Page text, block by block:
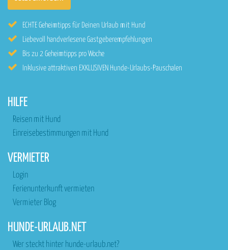
ECHTE Geheimtipps für Deinen Urlaub mit Hund
Liebevoll handverlesene Gastgeberempfehlungen
Bis zu 2 Geheimtipps pro Woche
Inklusive attraktiven EXKLUSIVEN Hunde-Urlaubs-Pauschalen
HILFE
Reisen mit Hund
Einreisebestimmungen mit Hund
VERMIETER
Login
Ferienunterkunft vermieten
Vermieter Blog
HUNDE-URLAUB.NET
Wer steckt hinter hunde-urlaub.net?